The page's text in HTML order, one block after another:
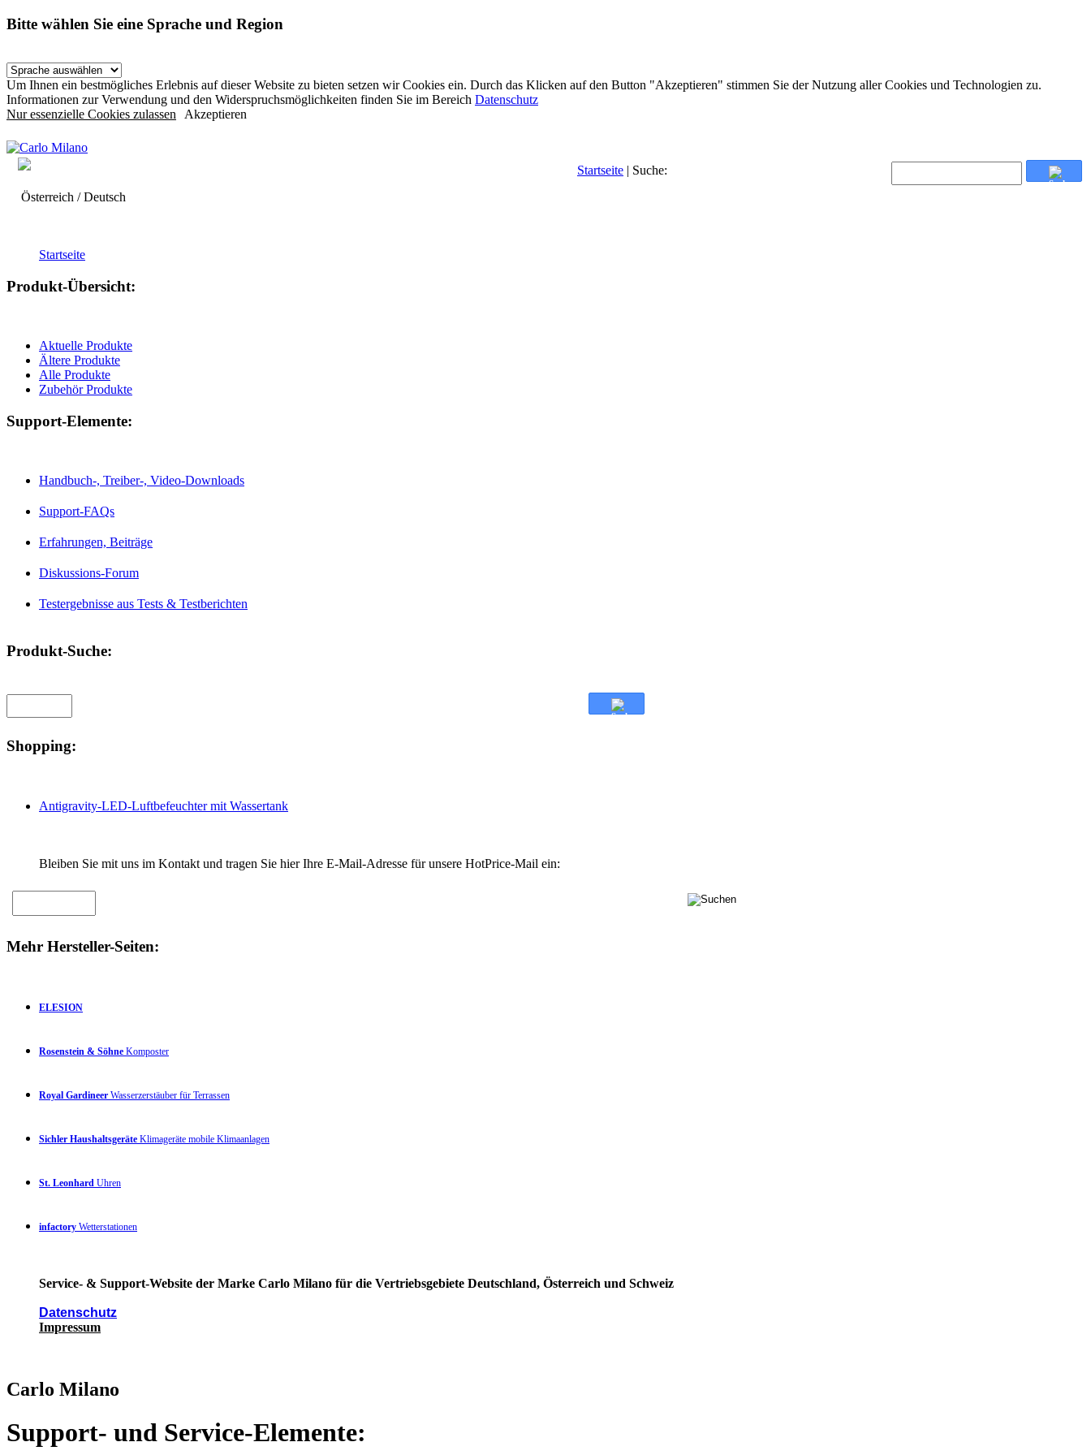
Bitte wählen Sie eine Sprache und Region
Um Ihnen ein bestmögliches Erlebnis auf dieser Website zu bieten setzen wir Cookies ein. Durch das Klicken auf den Button "Akzeptieren" stimmen Sie der Nutzung aller Cookies und Technologien zu.
Informationen zur Verwendung und den Widerspruchsmöglichkeiten finden Sie im Bereich Datenschutz
Nur essenzielle Cookies zulassen Akzeptieren
Österreich / Deutsch
Startseite | Suche:
Startseite
Produkt-Übersicht:
Aktuelle Produkte
Ältere Produkte
Alle Produkte
Zubehör Produkte
Support-Elemente:
Handbuch-, Treiber-, Video-Downloads
Support-FAQs
Erfahrungen, Beiträge
Diskussions-Forum
Testergebnisse aus Tests & Testberichten
Produkt-Suche:
Shopping:
Antigravity-LED-Luftbefeuchter mit Wassertank
Bleiben Sie mit uns im Kontakt und tragen Sie hier Ihre E-Mail-Adresse für unsere HotPrice-Mail ein:
Mehr Hersteller-Seiten:
ELESION
Rosenstein & Söhne Komposter
Royal Gardineer Wasserzerstäuber für Terrassen
Sichler Haushaltsgeräte Klimageräte mobile Klimaanlagen
St. Leonhard Uhren
infactory Wetterstationen
Service- & Support-Website der Marke Carlo Milano für die Vertriebsgebiete Deutschland, Österreich und Schweiz
Datenschutz
Impressum
Carlo Milano
Support- und Service-Elemente: